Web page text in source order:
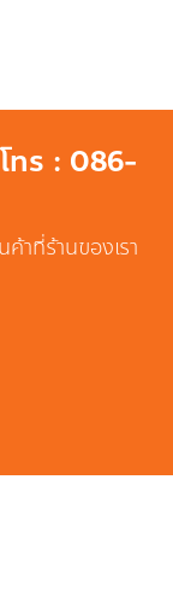
ทร : 086-
าที่ร้านของเรา